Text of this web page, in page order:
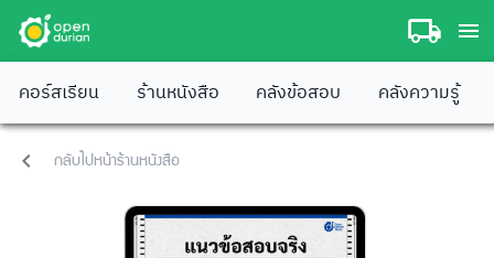
คอร์สเรียน ร้านหนังสือ คลังข้อสอบ คลังความรู้
กลับไปหน้าร้านหนังสือ